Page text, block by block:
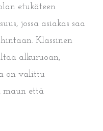
etukäteen
jossa asiakas saa
Klassinen
alkuruoan,
on valittu
maun että